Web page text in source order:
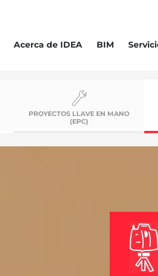
Acerca de IDEA BIM
PROYECTOS LLAVE EN MANO
(EPC)